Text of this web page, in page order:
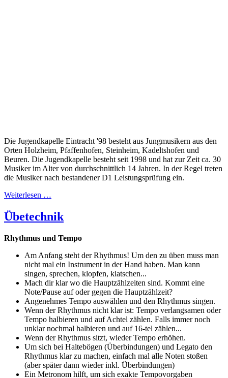
Die Jugendkapelle Eintracht '98 besteht aus Jungmusikern aus den
Orten Holzheim, Pfaffenhofen, Steinheim, Kadeltshofen und
Beuren. Die Jugendkapelle besteht seit 1998 und hat zur Zeit ca. 30
Musiker im Alter von durchschnittlich 14 Jahren. In der Regel treten
die Musiker nach bestandener D1 Leistungsprüfung ein.
Weiterlesen …
Übetechnik
Rhythmus und Tempo
Am Anfang steht der Rhythmus! Um den zu üben muss man
nicht mal ein Instrument in der Hand haben. Man kann
singen, sprechen, klopfen, klatschen...
Mach dir klar wo die Hauptzählzeiten sind. Kommt eine
Note/Pause auf oder gegen die Hauptzählzeit?
Angenehmes Tempo auswählen und den Rhythmus singen.
Wenn der Rhythmus nicht klar ist: Tempo verlangsamen oder
Tempo halbieren und auf Achtel zählen. Falls immer noch
unklar nochmal halbieren und auf 16-tel zählen...
Wenn der Rhythmus sitzt, wieder Tempo erhöhen.
Um sich bei Haltebögen (Überbindungen) und Legato den
Rhythmus klar zu machen, einfach mal alle Noten stoßen
(aber später dann wieder inkl. Überbindungen)
Ein Metronom hilft, um sich exakte Tempovorgaben